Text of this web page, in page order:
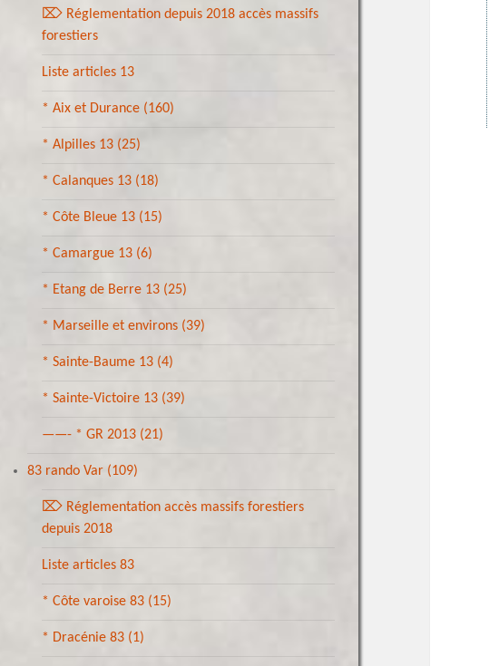
⌦ Réglementation depuis 2018 accès massifs
forestiers
Liste articles 13
* Aix et Durance (160)
* Alpilles 13 (25)
* Calanques 13 (18)
* Côte Bleue 13 (15)
* Camargue 13 (6)
* Etang de Berre 13 (25)
* Marseille et environs (39)
* Sainte-Baume 13 (4)
* Sainte-Victoire 13 (39)
——- * GR 2013 (21)
83 rando Var (109)
⌦ Réglementation accès massifs forestiers
depuis 2018
Liste articles 83
* Côte varoise 83 (15)
* Dracénie 83 (1)